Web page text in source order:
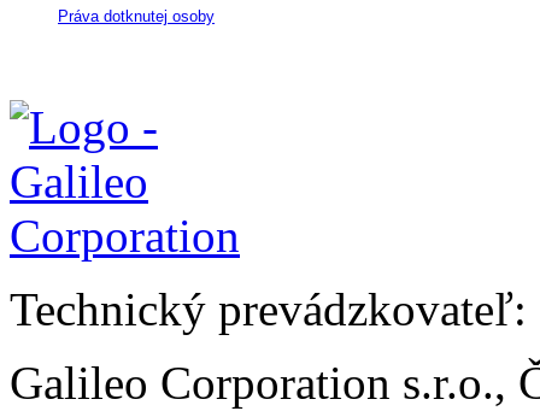
Práva dotknutej osoby
Technický prevádzkovateľ:
Galileo Corporation s.r.o.,